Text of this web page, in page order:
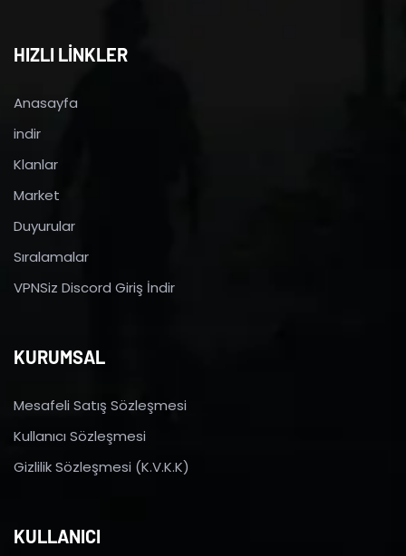
HIZLI LİNKLER
Anasayfa
indir
Klanlar
Market
Duyurular
Sıralamalar
VPNSiz Discord Giriş İndir
KURUMSAL
Mesafeli Satış Sözleşmesi
Kullanıcı Sözleşmesi
Gizlilik Sözleşmesi (K.V.K.K)
KULLANICI